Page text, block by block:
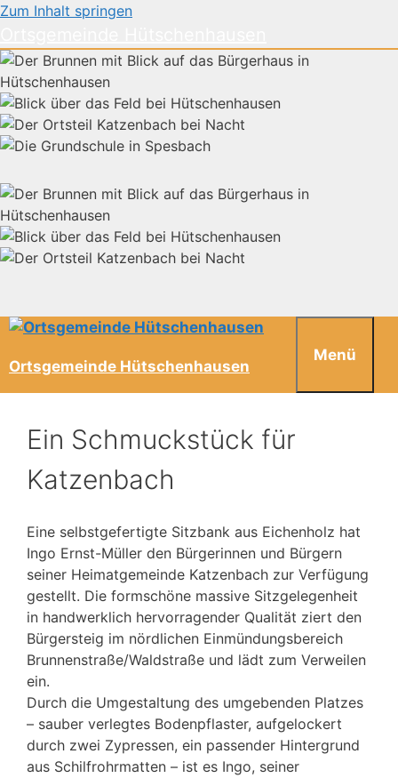
Zum Inhalt springen
Ortsgemeinde Hütschenhausen
Menü
Ein Schmuckstück für
Katzenbach
Eine selbstgefertigte Sitzbank aus Eichenholz hat
Ingo Ernst-Müller den Bürgerinnen und Bürgern
seiner Heimatgemeinde Katzenbach zur Verfügung
gestellt. Die formschöne massive Sitzgelegenheit
in handwerklich hervorragender Qualität ziert den
Bürgersteig im nördlichen Einmündungsbereich
Brunnenstraße/Waldstraße und lädt zum Verweilen
ein.
Durch die Umgestaltung des umgebenden Platzes
– sauber verlegtes Bodenpflaster, aufgelockert
durch zwei Zypressen, ein passender Hintergrund
aus Schilfrohrmatten – ist es Ingo, seiner